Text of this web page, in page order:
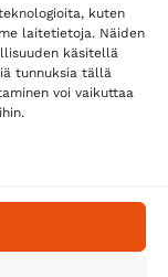
kuten
laitetietoja. Näiden
käsitellä
tunnuksia tällä
voi vaikuttaa